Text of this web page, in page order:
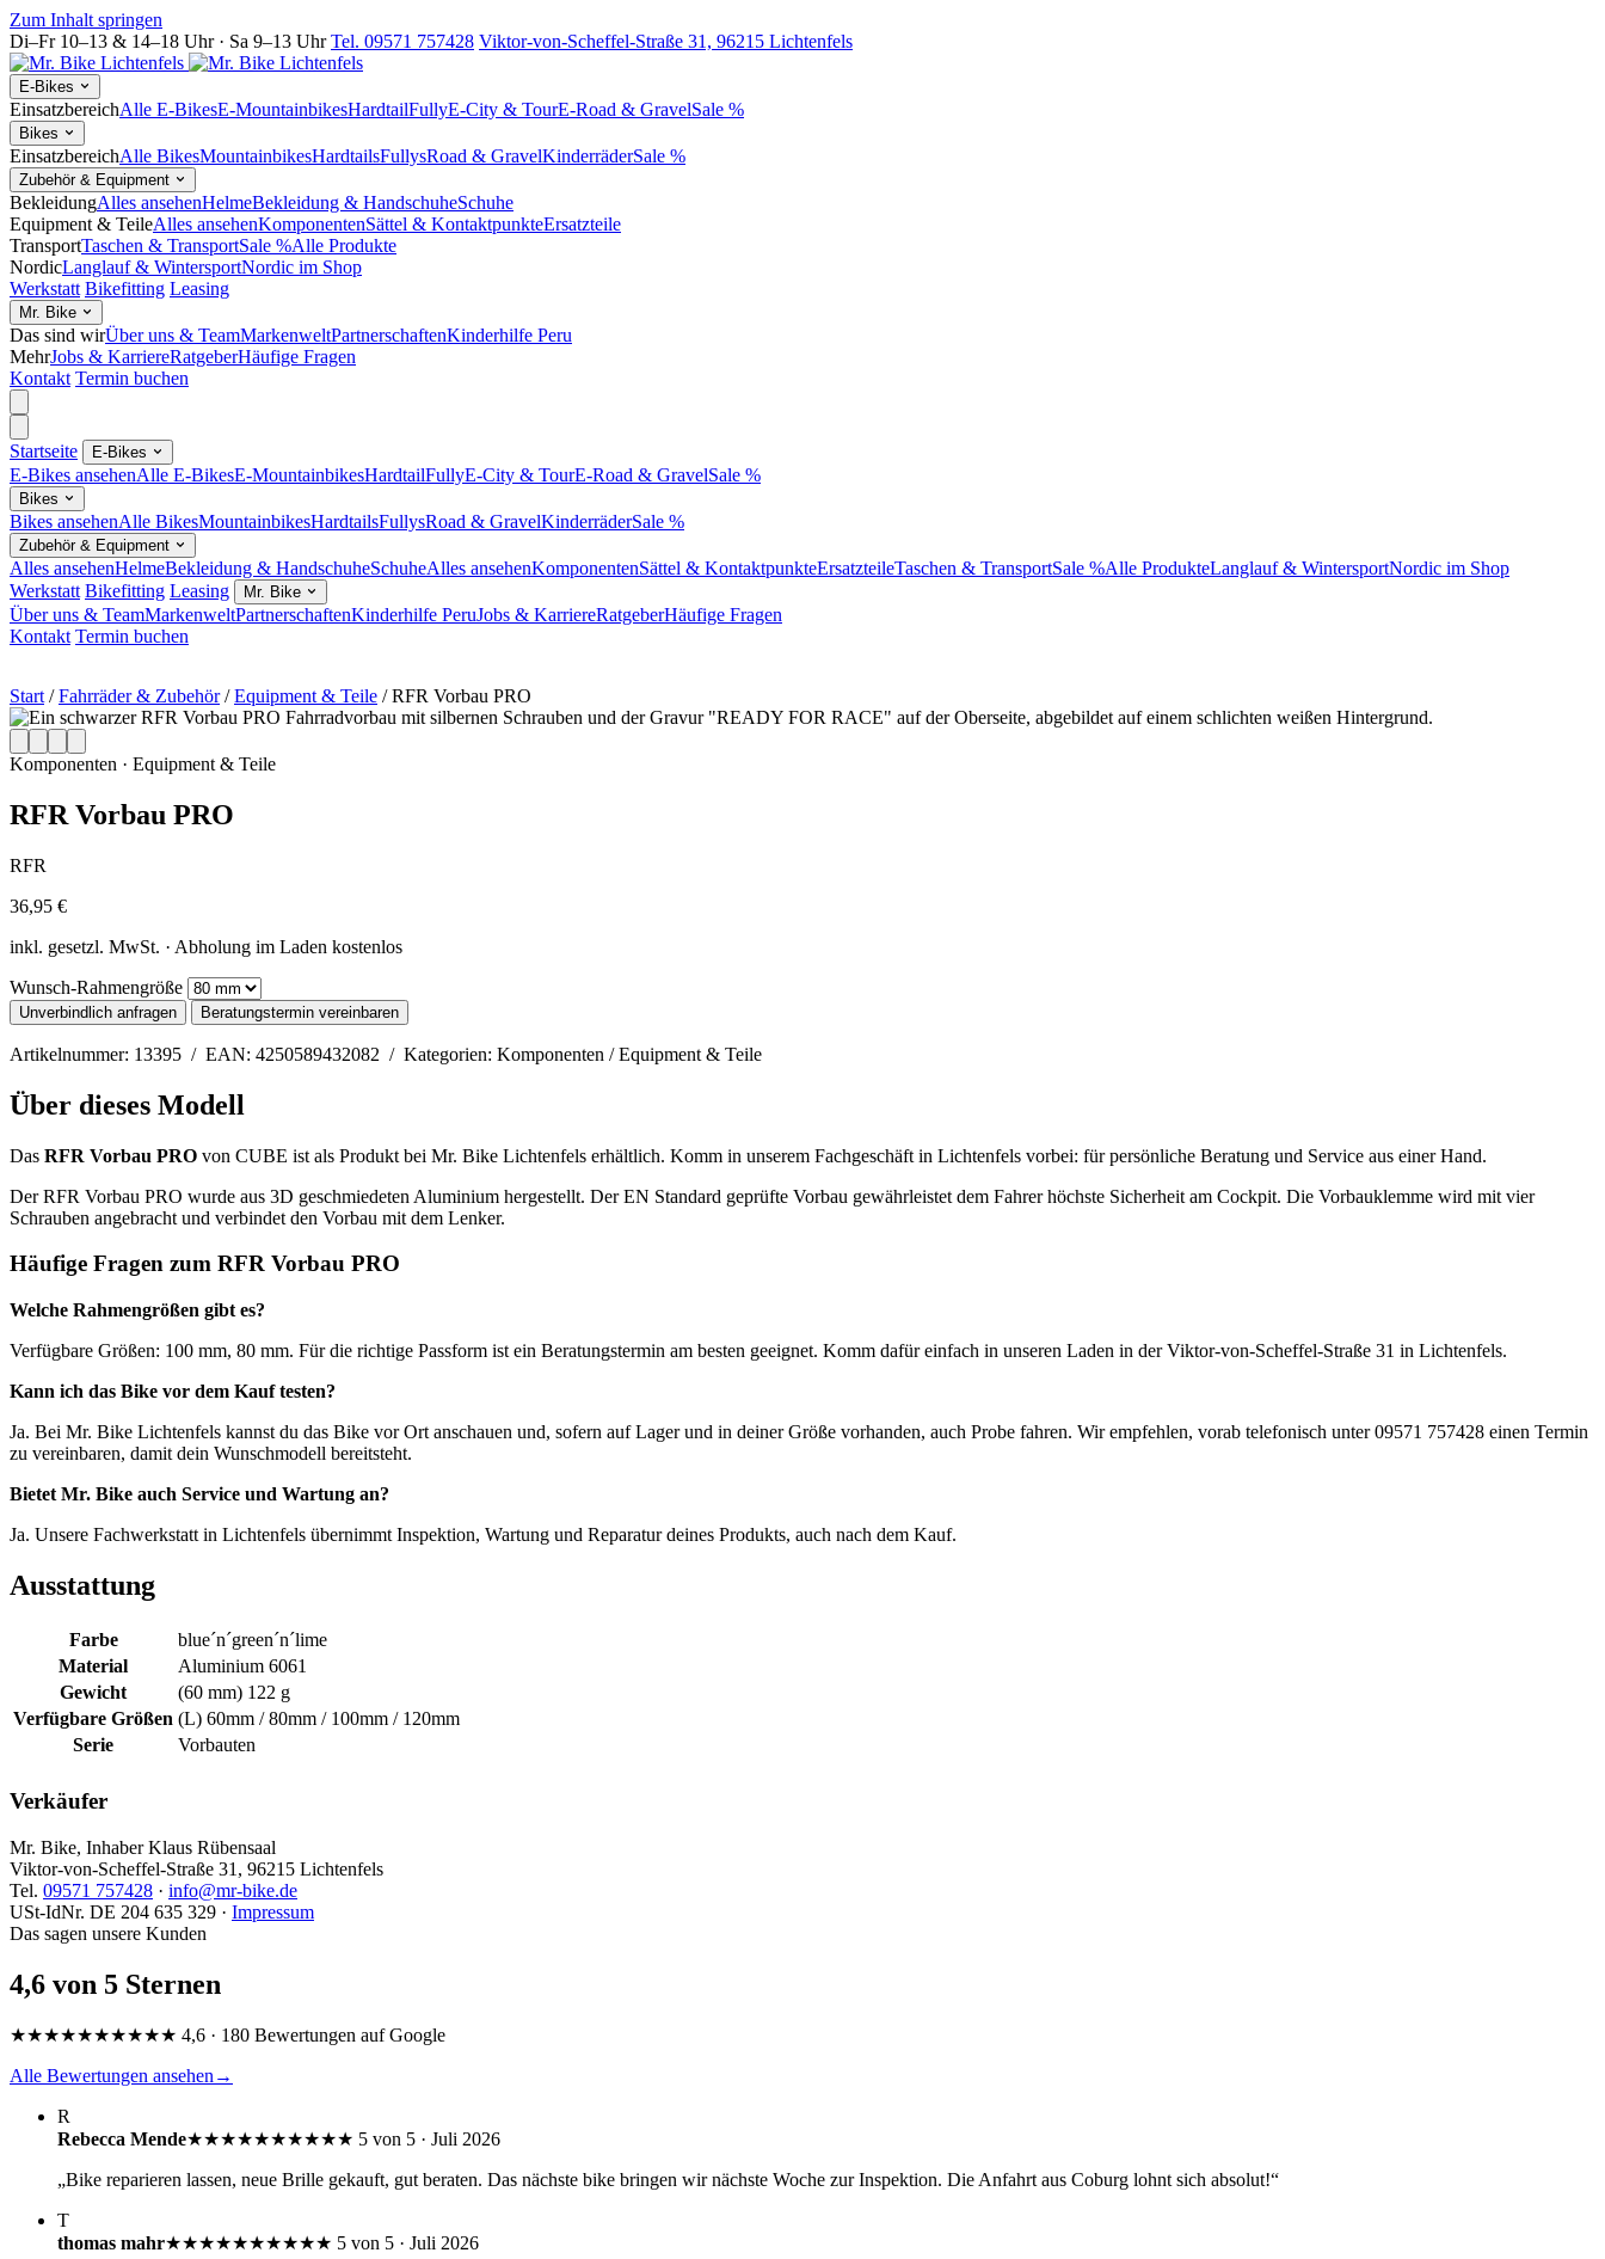
Zum Inhalt springen
Di–Fr 10–13 & 14–18 Uhr · Sa 9–13 Uhr Tel. 09571 757428 Viktor-von-Scheffel-Straße 31, 96215 Lichtenfels
E-Bikes
EinsatzbereichAlle E-BikesE-MountainbikesHardtailFullyE-City & TourE-Road & GravelSale %
Bikes
EinsatzbereichAlle BikesMountainbikesHardtailsFullysRoad & GravelKinderräderSale %
Zubehör & Equipment
BekleidungAlles ansehenHelmeBekleidung & HandschuheSchuhe
Equipment & TeileAlles ansehenKomponentenSättel & KontaktpunkteErsatzteile
TransportTaschen & TransportSale %Alle Produkte
NordicLanglauf & WintersportNordic im Shop
Werkstatt Bikefitting Leasing
Mr. Bike
Das sind wirÜber uns & TeamMarkenweltPartnerschaftenKinderhilfe Peru
MehrJobs & KarriereRatgeberHäufige Fragen
Kontakt Termin buchen
Startseite E-Bikes
E-Bikes ansehenAlle E-BikesE-MountainbikesHardtailFullyE-City & TourE-Road & GravelSale %
Bikes
Bikes ansehenAlle BikesMountainbikesHardtailsFullysRoad & GravelKinderräderSale %
Zubehör & Equipment
Alles ansehenHelmeBekleidung & HandschuheSchuheAlles ansehenKomponentenSättel & KontaktpunkteErsatzteileTaschen & TransportSale %Alle ProdukteLanglauf & WintersportNordic im Shop
Werkstatt Bikefitting Leasing Mr. Bike
Über uns & TeamMarkenweltPartnerschaftenKinderhilfe PeruJobs & KarriereRatgeberHäufige Fragen
Kontakt Termin buchen
Start / Fahrräder & Zubehör / Equipment & Teile /RFR Vorbau PRO
Komponenten · Equipment & Teile
RFR Vorbau PRO
RFR
36,95 €
inkl. gesetzl. MwSt. · Abholung im Laden kostenlos
Wunsch-Rahmengröße
Unverbindlich anfragen Beratungstermin vereinbaren
Artikelnummer: 13395 / EAN: 4250589432082 / Kategorien: Komponenten / Equipment & Teile
Über dieses Modell
Das RFR Vorbau PRO von CUBE ist als Produkt bei Mr. Bike Lichtenfels erhältlich. Komm in unserem Fachgeschäft in Lichtenfels vorbei: für persönliche Beratung und Service aus einer Hand.
Der RFR Vorbau PRO wurde aus 3D geschmiedeten Aluminium hergestellt. Der EN Standard geprüfte Vorbau gewährleistet dem Fahrer höchste Sicherheit am Cockpit. Die Vorbauklemme wird mit vier
Schrauben angebracht und verbindet den Vorbau mit dem Lenker.
Häufige Fragen zum RFR Vorbau PRO
Welche Rahmengrößen gibt es?
Verfügbare Größen: 100 mm, 80 mm. Für die richtige Passform ist ein Beratungstermin am besten geeignet. Komm dafür einfach in unseren Laden in der Viktor-von-Scheffel-Straße 31 in Lichtenfels.
Kann ich das Bike vor dem Kauf testen?
Ja. Bei Mr. Bike Lichtenfels kannst du das Bike vor Ort anschauen und, sofern auf Lager und in deiner Größe vorhanden, auch Probe fahren. Wir empfehlen, vorab telefonisch unter 09571 757428 einen Termin
zu vereinbaren, damit dein Wunschmodell bereitsteht.
Bietet Mr. Bike auch Service und Wartung an?
Ja. Unsere Fachwerkstatt in Lichtenfels übernimmt Inspektion, Wartung und Reparatur deines Produkts, auch nach dem Kauf.
Ausstattung
Farbe
blue´n´green´n´lime
Material
Aluminium 6061
Gewicht
(60 mm) 122 g
Verfügbare Größen (L) 60mm / 80mm / 100mm / 120mm
Serie
Vorbauten
Verkäufer
Mr. Bike, Inhaber Klaus Rübensaal
Viktor-von-Scheffel-Straße 31, 96215 Lichtenfels
Tel. 09571 757428 · info@mr-bike.de
USt-IdNr. DE 204 635 329 · Impressum
Das sagen unsere Kunden
4,6 von 5 Sternen
★★★★★★★★★★ 4,6 · 180 Bewertungen auf Google
Alle Bewertungen ansehen→
R
Rebecca Mende★★★★★★★★★★ 5 von 5 · Juli 2026
„Bike reparieren lassen, neue Brille gekauft, gut beraten. Das nächste bike bringen wir nächste Woche zur Inspektion. Die Anfahrt aus Coburg lohnt sich absolut!“
T
thomas mahr★★★★★★★★★★ 5 von 5 · Juli 2026